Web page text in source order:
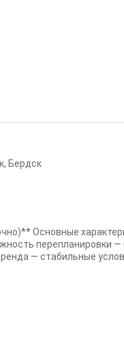
, Бердск
Основные
перепланировки —
— стабильные